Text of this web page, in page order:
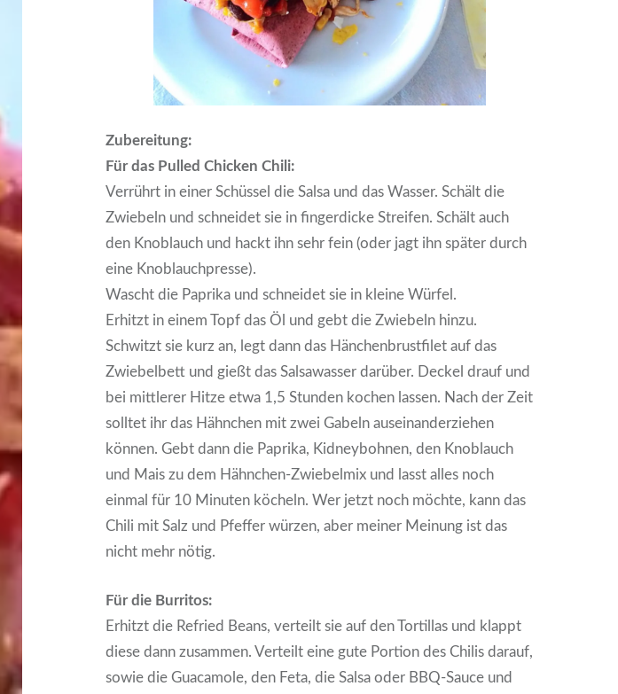
Zubereitung:
Für das Pulled Chicken Chili:
Verrührt in einer Schüssel die Salsa und das Wasser. Schält die
Zwiebeln und schneidet sie in fingerdicke Streifen. Schält auch
den Knoblauch und hackt ihn sehr fein (oder jagt ihn später durch
eine Knoblauchpresse).
Wascht die Paprika und schneidet sie in kleine Würfel.
Erhitzt in einem Topf das Öl und gebt die Zwiebeln hinzu.
Schwitzt sie kurz an, legt dann das Hänchenbrustfilet auf das
Zwiebelbett und gießt das Salsawasser darüber. Deckel drauf und
bei mittlerer Hitze etwa 1,5 Stunden kochen lassen. Nach der Zeit
solltet ihr das Hähnchen mit zwei Gabeln auseinanderziehen
können. Gebt dann die Paprika, Kidneybohnen, den Knoblauch
und Mais zu dem Hähnchen-Zwiebelmix und lasst alles noch
einmal für 10 Minuten köcheln. Wer jetzt noch möchte, kann das
Chili mit Salz und Pfeffer würzen, aber meiner Meinung ist das
nicht mehr nötig.
Für die Burritos:
Erhitzt die Refried Beans, verteilt sie auf den Tortillas und klappt
diese dann zusammen. Verteilt eine gute Portion des Chilis darauf,
sowie die Guacamole, den Feta, die Salsa oder BBQ-Sauce und